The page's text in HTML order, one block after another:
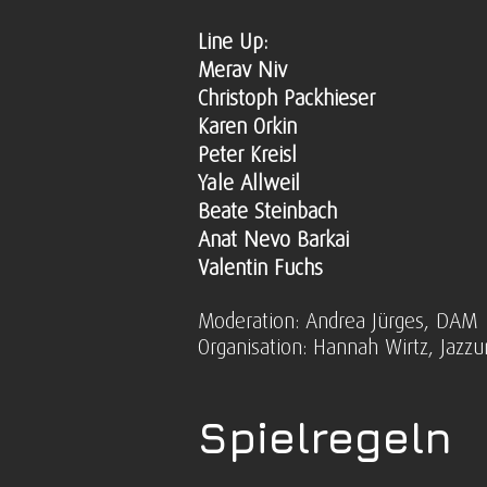
Line Up:
Merav Niv
Christoph Packhieser
Karen Orkin
Peter Kreisl
Yale Allweil
Beate Steinbach
Anat Nevo Barkai
Valentin Fuchs
Moderation: Andrea Jürges, DAM
Organisation: Hannah Wirtz,
Spielregeln